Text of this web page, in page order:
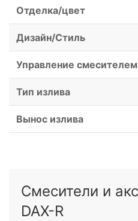
Отделка/цвет
Дизайн/Стиль
Управление смесителем
Тип излива
Вынос излива
Смесители и
DAX-R